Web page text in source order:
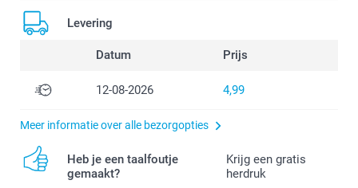
Levering
Datum Prijs
12-08-2026 4,99
Meer informatie over alle bezorgopties
Heb je een taalfoutje
gemaakt?
Krijg een gratis
herdruk